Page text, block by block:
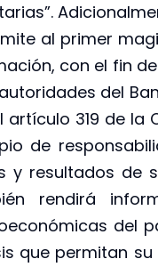
al primer
con el fin
del
artículo 319 de la
de
y resultados de
rendirá
del
que permitan